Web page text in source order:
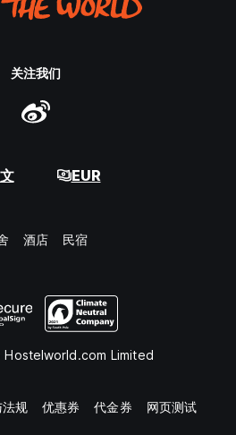
关注我们
EUR
酒店 民宿
Limited
规 优惠券 代金券 网页测试